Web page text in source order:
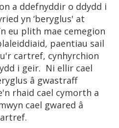
a ddefnyddir o ddydd i
yn ‘beryglus' at
eu plith mae cemegion
paentiau sail
cartref, cynhyrchion
i geir. Ni ellir cael
â gwastraff
rhaid cael cymorth a
cael gwared â